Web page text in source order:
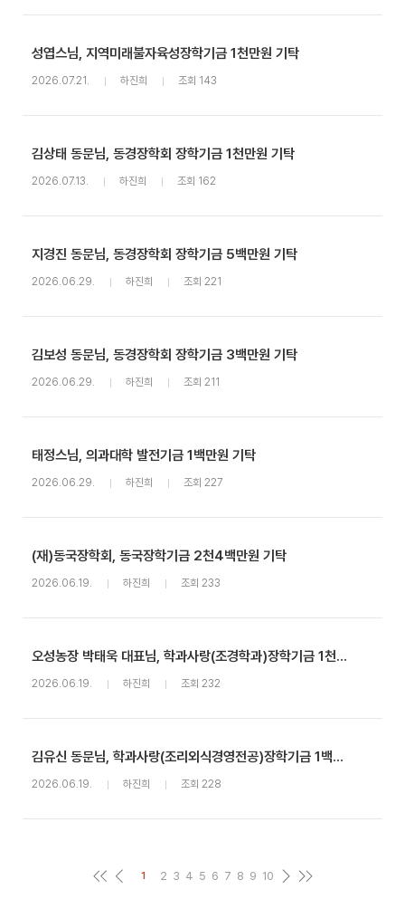
성엽스님, 지역미래불자육성장학기금 1천만원 기탁
2026.07.21. 하진희 조회 143
김상태 동문님, 동경장학회 장학기금 1천만원 기탁
2026.07.13. 하진희 조회 162
지경진 동문님, 동경장학회 장학기금 5백만원 기탁
2026.06.29. 하진희 조회 221
김보성 동문님, 동경장학회 장학기금 3백만원 기탁
2026.06.29. 하진희 조회 211
태정스님, 의과대학 발전기금 1백만원 기탁
2026.06.29. 하진희 조회 227
(재)동국장학회, 동국장학기금 2천4백만원 기탁
2026.06.19. 하진희 조회 233
오성농장 박태욱 대표님, 학과사랑(조경학과)장학기금 1천5백만원 기탁
2026.06.19. 하진희 조회 232
김유신 동문님, 학과사랑(조리외식경영전공)장학기금 1백만원 기탁
2026.06.19. 하진희 조회 228
1 2 3 4 5 6 7 8 9 10